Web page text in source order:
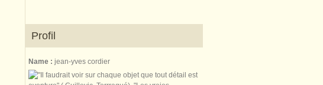
Profil
Name : jean-yves cordier